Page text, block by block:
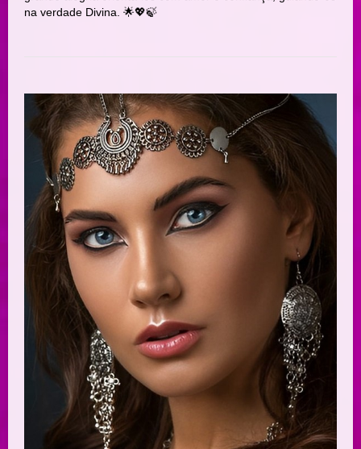
na verdade Divina. 🌟💖🍃